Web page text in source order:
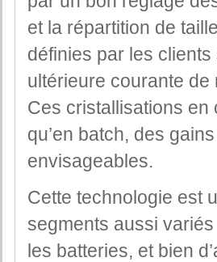
et la répartition de
définies par les clients
ultérieure courante
Ces cristallisations en
qu’en batch, des
envisageables.
Cette technologie est
segments aussi
les batteries, et bien